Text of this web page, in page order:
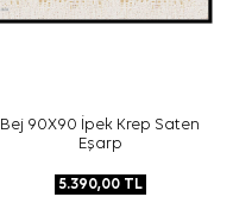
Bej 90X90 İpek Krep Saten
Eşarp
5.390,00TL